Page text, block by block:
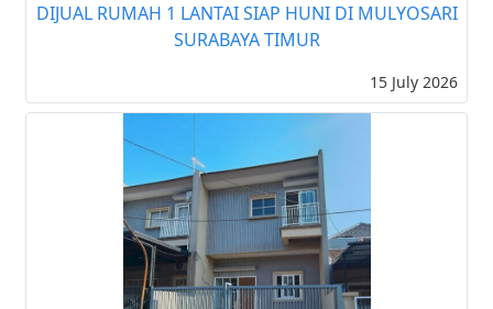
DIJUAL RUMAH 1 LANTAI SIAP HUNI DI MULYOSARI
SURABAYA TIMUR
15 July 2026